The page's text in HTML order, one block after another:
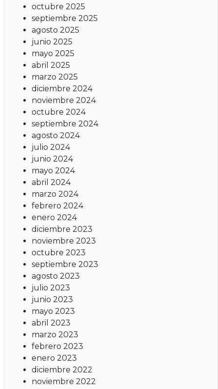
octubre 2025
septiembre 2025
agosto 2025
junio 2025
mayo 2025
abril 2025
marzo 2025
diciembre 2024
noviembre 2024
octubre 2024
septiembre 2024
agosto 2024
julio 2024
junio 2024
mayo 2024
abril 2024
marzo 2024
febrero 2024
enero 2024
diciembre 2023
noviembre 2023
octubre 2023
septiembre 2023
agosto 2023
julio 2023
junio 2023
mayo 2023
abril 2023
marzo 2023
febrero 2023
enero 2023
diciembre 2022
noviembre 2022